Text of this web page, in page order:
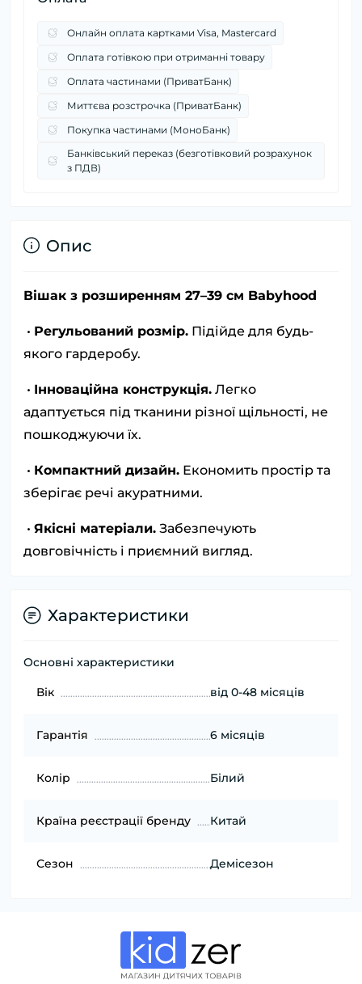
Онлайн оплата картками Visa, Mastercard
Оплата готівкою при отриманні товару
Оплата частинами (ПриватБанк)
Миттєва розстрочка (ПриватБанк)
Покупка частинами (МоноБанк)
Банківський переказ (безготівковий розрахунок
з ПДВ)
Опис
Вішак з розширенням 27–39 см Babyhood
• Регульований розмір. Підійде для будь-
якого гардеробу.
• Інноваційна конструкція. Легко
адаптується під тканини різної щільності, не
пошкоджуючи їх.
• Компактний дизайн. Економить простір та
зберігає речі акуратними.
• Якісні матеріали. Забезпечують
довговічність і приємний вигляд.
Характеристики
Основні характеристики
Вік від 0-48 місяців
Гарантія 6 місяців
Колір Білий
Країна реєстрації бренду Китай
Сезон Демісезон